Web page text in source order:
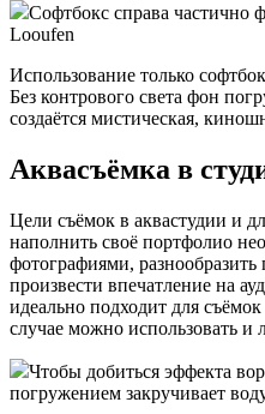
Софтбокс справа частично
Looufen
Использование только
Без контрового света фон
создаётся мистическая,
Аквасъёмка в
Цели съёмок в аквастудии и
наполнить своё портфолио
фотографиями, разнообразить
произвести впечатление на
идеально подходит для
случае можно использовать и
Чтобы добиться эффекта
погружением закручивает